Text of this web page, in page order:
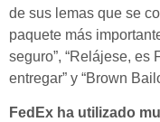
de sus lemas que se
paquete más
seguro”, “Relájese, es
entregar” y “Brown
FedEx ha utilizado